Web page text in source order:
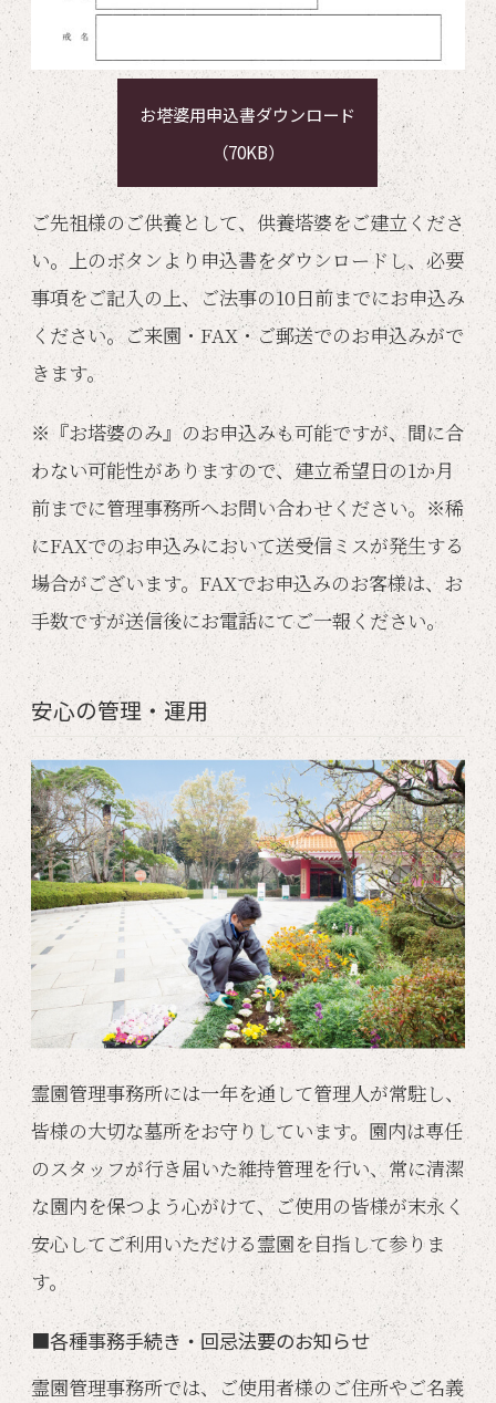
お塔婆用申込書ダウンロード
（70KB）
ご先祖様のご供養として、供養塔婆をご建立くださ
い。 上のボタンより申込書をダウンロードし、必要
事項をご記入の上、ご法事の10日前までにお申込み
ください。ご来園・FAX・ご郵送でのお申込みがで
きます。
※『お塔婆のみ』のお申込みも可能ですが、間に合
わない可能性がありますので、建立希望日の1か月
前までに管理事務所へお問い合わせください。※稀
にFAXでのお申込みにおいて送受信ミスが発生する
場合がございます。FAXでお申込みのお客様は、お
手数ですが送信後にお電話にてご一報ください。
安心の管理・運用
霊園管理事務所には一年を通して管理人が常駐し、
皆様の大切な墓所をお守りしています。園内は専任
のスタッフが行き届いた維持管理を行い、常に清潔
な園内を保つよう心がけて、ご使用の皆様が末永く
安心してご利用いただける霊園を目指して参りま
す。
■各種事務手続き・回忌法要のお知らせ
霊園管理事務所では、ご使用者様のご住所やご名義